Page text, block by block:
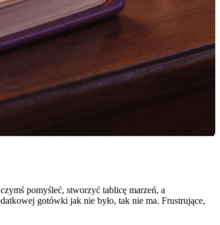
pomyśleć, stworzyć tablicę marzeń, a
gotówki jak nie było, tak nie ma. Frustrujące,